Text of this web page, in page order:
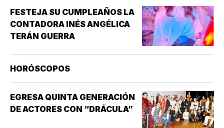
FESTEJA SU CUMPLEAÑOS LA
CONTADORA INÉS ANGÉLICA
TERÁN GUERRA
HORÓSCOPOS
EGRESA QUINTA GENERACIÓN
DE ACTORES CON “DRÁCULA”